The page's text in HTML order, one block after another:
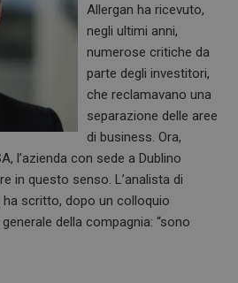
Allergan ha ricevuto,
negli ultimi anni,
numerose critiche da
parte degli investitori,
che reclamavano una
separazione delle aree
di business. Ora,
l’azienda con sede a Dublino
in questo senso. L’analista di
ha scritto, dopo un colloquio
della compagnia: “sono